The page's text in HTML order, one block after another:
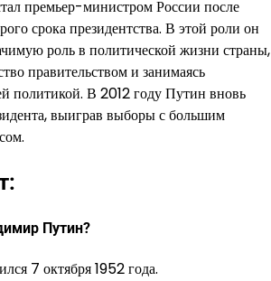
премьер-министром России после
срока президентства. В этой роли он
роль в политической жизни страны,
правительством и занимаясь
политикой. В 2012 году Путин вновь
выиграв выборы с большим
Путин?
7 октября 1952 года.